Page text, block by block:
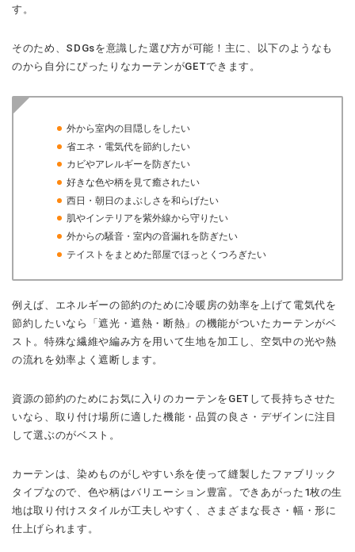
す。
そのため、SDGsを意識した選び方が可能！主に、以下のようなも
のから自分にぴったりなカーテンがGETできます。
外から室内の目隠しをしたい
省エネ・電気代を節約したい
カビやアレルギーを防ぎたい
好きな色や柄を見て癒されたい
西日・朝日のまぶしさを和らげたい
肌やインテリアを紫外線から守りたい
外からの騒音・室内の音漏れを防ぎたい
テイストをまとめた部屋でほっとくつろぎたい
例えば、エネルギーの節約のために冷暖房の効率を上げて電気代を
節約したいなら「遮光・遮熱・断熱」の機能がついたカーテンがベ
スト。特殊な繊維や編み方を用いて生地を加工し、空気中の光や熱
の流れを効率よく遮断します。
資源の節約のためにお気に入りのカーテンをGETして長持ちさせた
いなら、取り付け場所に適した機能・品質の良さ・デザインに注目
して選ぶのがベスト。
カーテンは、染めものがしやすい糸を使って縫製したファブリック
タイプなので、色や柄はバリエーション豊富。できあがった1枚の生
地は取り付けスタイルが工夫しやすく、さまざまな長さ・幅・形に
仕上げられます。